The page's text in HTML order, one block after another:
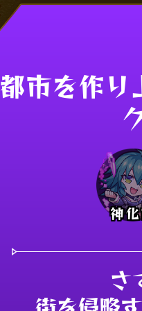
都市を作り
神
さ